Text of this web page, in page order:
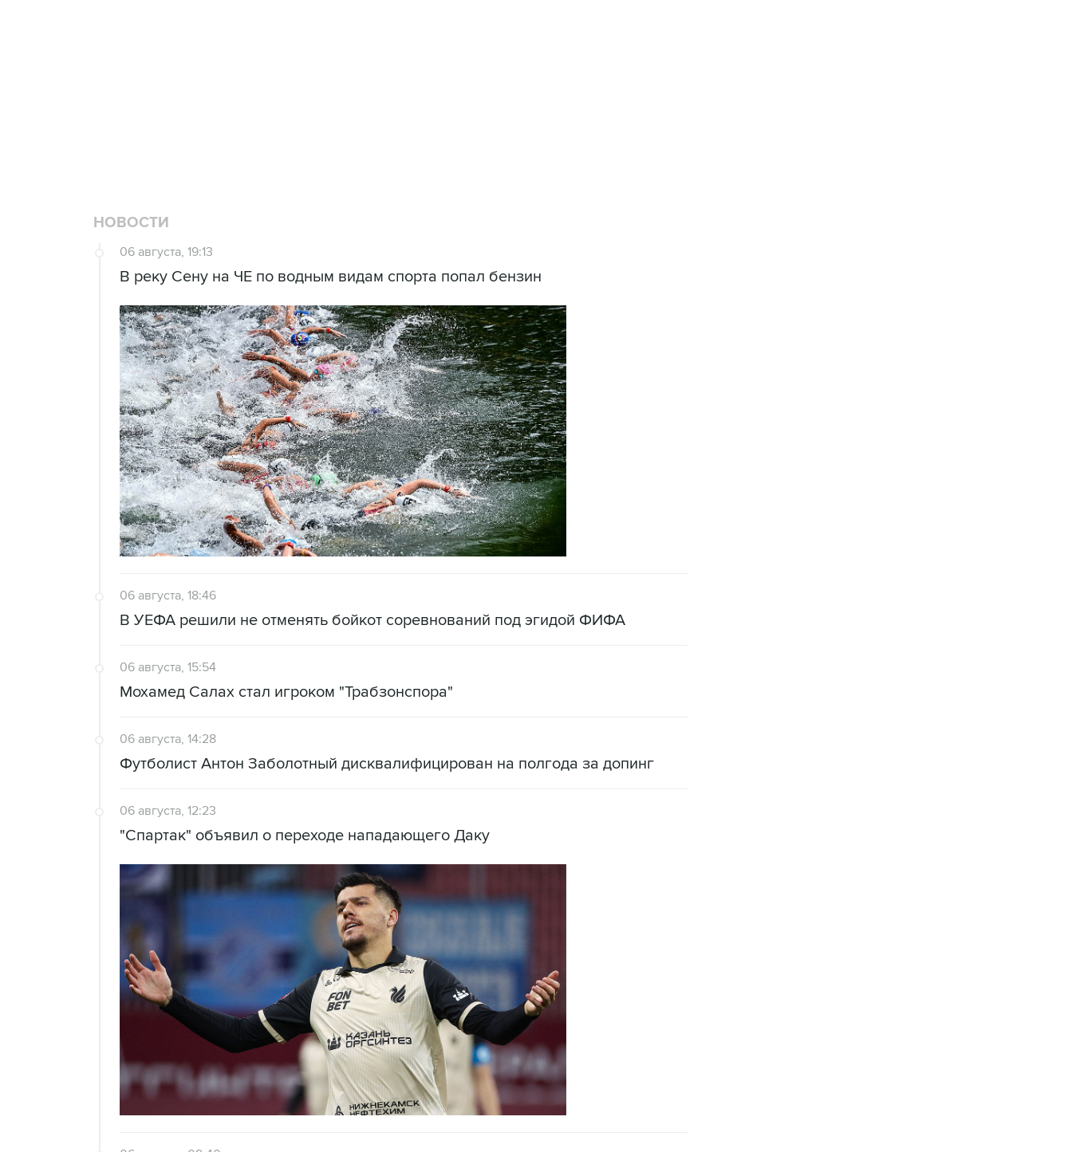
НОВОСТИ
06 августа, 19:13
В реку Сену на ЧЕ по водным видам спорта попал бензин
06 августа, 18:46
В УЕФА решили не отменять бойкот соревнований под эгидой ФИФА
06 августа, 15:54
Мохамед Салах стал игроком "Трабзонспора"
06 августа, 14:28
Футболист Антон Заболотный дисквалифицирован на полгода за допинг
06 августа, 12:23
"Спартак" объявил о переходе нападающего Даку